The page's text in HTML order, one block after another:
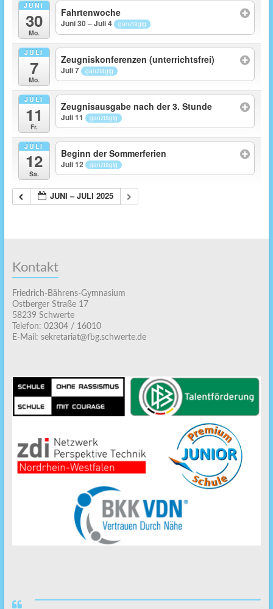
JUNI
30
Mo.
Fahrtenwoche
Juni 30 – Juli 4 ganztägig
JULI
7
Mo.
Zeugniskonferenzen (unterrichtsfrei)
Juli 7 ganztägig
JULI
11
Fr.
Zeugnisausgabe nach der 3. Stunde
Juli 11 ganztägig
JULI
12
Sa.
Beginn der Sommerferien
Juli 12 ganztägig
JUNI – JULI 2025
Kontakt
Friedrich-Bährens-Gymnasium
Ostberger Straße 17
58239 Schwerte
Telefon: 02304 / 16010
E-Mail: sekretariat@fbg.schwerte.de